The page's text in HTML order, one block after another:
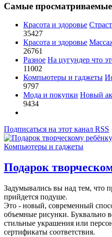
Самые просматриваемые
Красота и здоровье
35427
Красота и здоровье
26761
Разное На цугундер что
11002
Компьютеры и гаджеты
9797
Мода и покупки Новый
9434
Подписаться на этот канал RSS
Компьютеры и гаджеты
Подарок
Задумывались вы над тем, что
прийдется подуше.
Это - новый, современный
объемные рисунки. Буквально
стильные украшения или
сертификаты соответствия.